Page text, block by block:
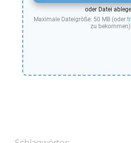
oder Datei
Maximale Dateigröße: 50 MB (oder
zu bekommen)